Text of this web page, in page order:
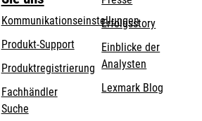
Kommunikationseinstellungen
wird
in
einer
neuen
Registerkarte
Produkt-Supportwird
einer
neuen
Produktregistrierung
Fachhändler
Suche
Erfolgsstory
Einblicke der
Analysten
Lexmark Blog